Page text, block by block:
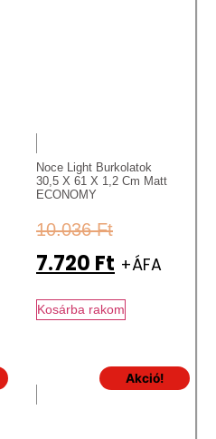
Noce Light Burkolatok
30,5 X 61 X 1,2 Cm Matt
ECONOMY
10.036Ft
7.720 Ft +ÁFA
Kosárba rakom
Akció!